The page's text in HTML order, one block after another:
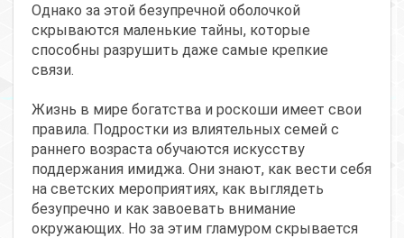
Однако за этой безупречной оболочкой
скрываются маленькие тайны, которые
способны разрушить даже самые крепкие
связи.
Жизнь в мире богатства и роскоши имеет свои
правила. Подростки из влиятельных семей с
раннего возраста обучаются искусству
поддержания имиджа. Они знают, как вести себя
на светских мероприятиях, как выглядеть
безупречно и как завоевать внимание
окружающих. Но за этим гламуром скрывается